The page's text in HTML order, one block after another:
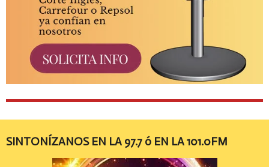
SINTONÍZANOS EN LA 97.7 ó EN LA 101.0FM